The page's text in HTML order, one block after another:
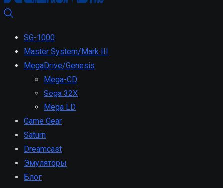
SG-1000
Master System/Mark III
MegaDrive/Genesis
Mega-CD
Sega 32X
Mega LD
Game Gear
Saturn
Dreamcast
Эмуляторы
Блог